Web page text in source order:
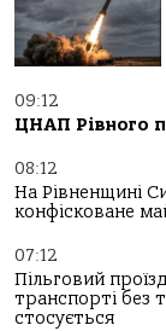
09:12
ЦНАП Рівного
08:12
На Рівненщині
конфісковане
07:12
Пільговий
транспорті без
стосується